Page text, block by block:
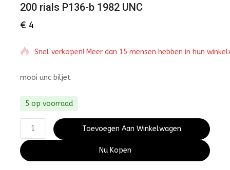
200 rials P136-b 1982 UNC
€ 4
Snel verkopen! Meer dan 15 mensen hebben in hun
mooi unc biljet
5 op voorraad
Toevoegen Aan Winkelwagen
Nu Kopen